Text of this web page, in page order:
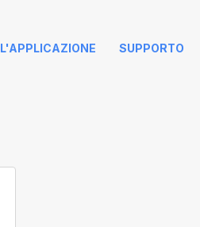
L'APPLICAZIONE SUPPORTO